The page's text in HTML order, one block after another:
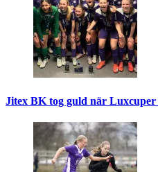
Jitex BK tog guld när Luxcuper